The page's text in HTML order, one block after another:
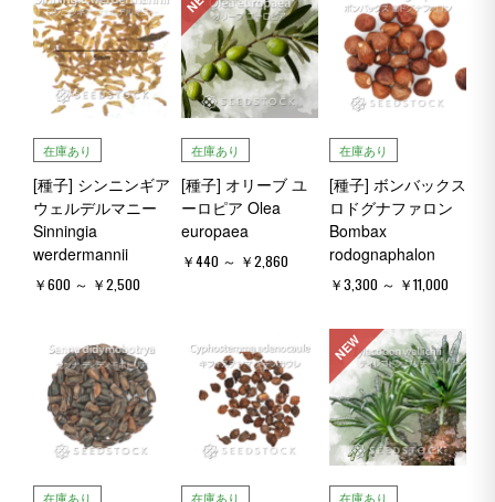
在庫あり
[種子] シンニンギア
ウェルデルマニー
Sinningia
werdermannii
￥600 ～ ￥2,500
在庫あり
[種子] オリーブ ユ
ーロピア Olea
europaea
￥440 ～ ￥2,860
在庫あり
[種子] ボンバックス
ロドグナファロン
Bombax
rodognaphalon
￥3,300 ～ ￥11,000
在庫あり 在庫あり
NEW
在庫あり